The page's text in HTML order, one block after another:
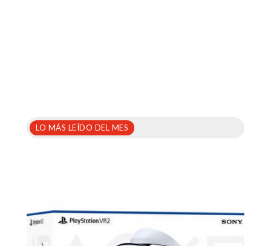
LO MÁS LEÍDO DEL MES